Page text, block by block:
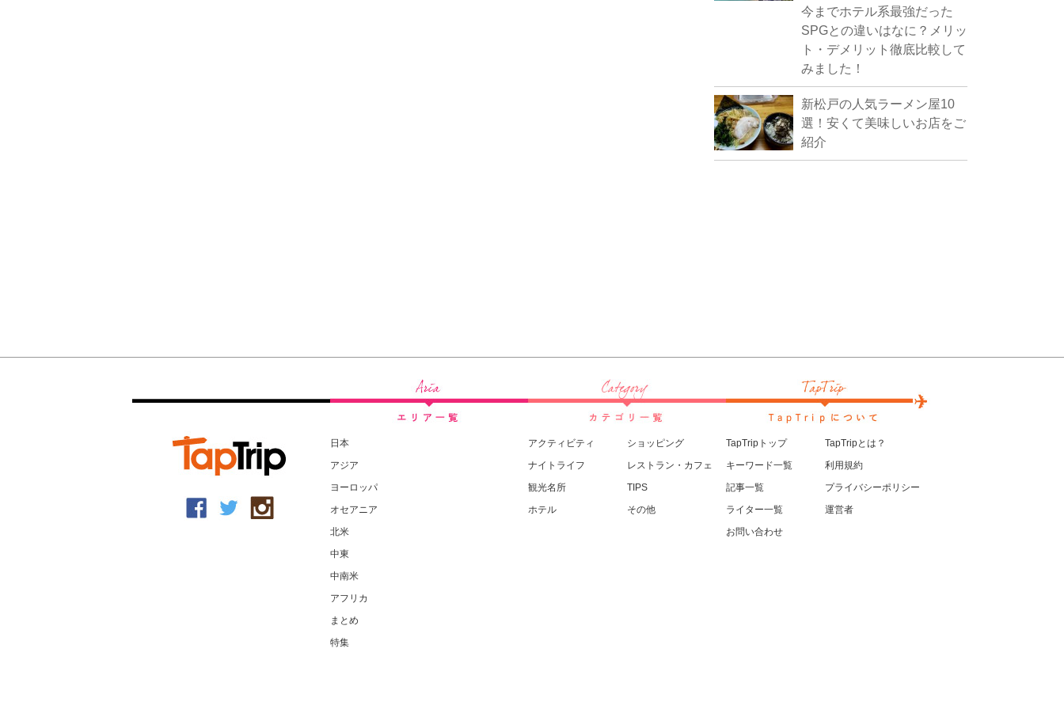
今までホテル系最強だった
SPGとの違いはなに？メリッ
ト・デメリット徹底比較して
みました！
新松戸の人気ラーメン屋10
選！安くて美味しいお店をご
紹介
日本
アジア
ヨーロッパ
オセアニア
北米
中東
中南米
アフリカ
まとめ
特集
アクティビティ
ナイトライフ
観光名所
ホテル
ショッピング
レストラン・カフェ
TIPS
その他
TapTripトップ
キーワード一覧
記事一覧
ライター一覧
お問い合わせ
TapTripとは？
利用規約
プライバシーポリシー
運営者